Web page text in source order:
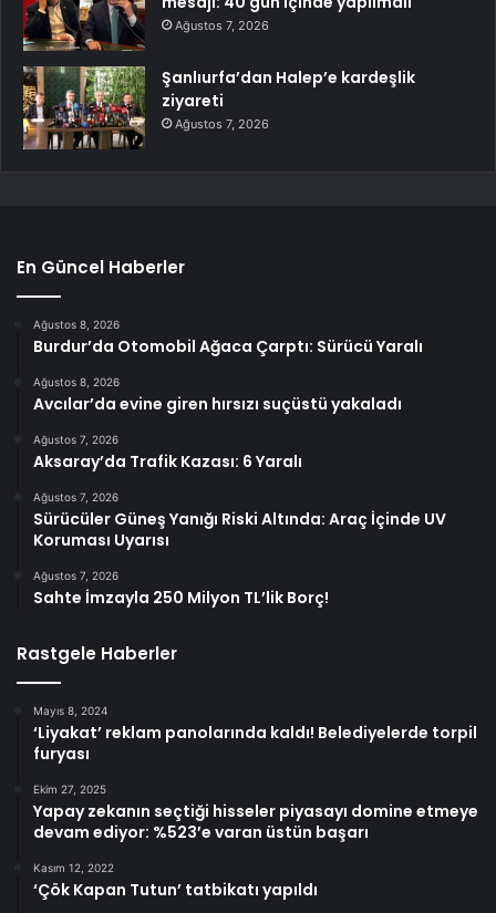
Ağustos 7, 2026
Şanlıurfa’dan Halep’e kardeşlik
ziyareti
Ağustos 7, 2026
En Güncel Haberler
Ağustos 8, 2026
Burdur’da Otomobil Ağaca Çarptı: Sürücü Yaralı
Ağustos 8, 2026
Avcılar’da evine giren hırsızı suçüstü yakaladı
Ağustos 7, 2026
Aksaray’da Trafik Kazası: 6 Yaralı
Ağustos 7, 2026
Sürücüler Güneş Yanığı Riski Altında: Araç İçinde UV
Koruması Uyarısı
Ağustos 7, 2026
Sahte İmzayla 250 Milyon TL’lik Borç!
Rastgele Haberler
Mayıs 8, 2024
‘Liyakat’ reklam panolarında kaldı! Belediyelerde torpil
furyası
Ekim 27, 2025
Yapay zekanın seçtiği hisseler piyasayı domine etmeye
devam ediyor: %523’e varan üstün başarı
Kasım 12, 2022
‘Çök Kapan Tutun’ tatbikatı yapıldı